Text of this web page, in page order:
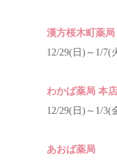
漢方桜木町薬局
12/29(日)～1/7(
わかば薬局 本店
12/29(日)～1/3(
あおば薬局